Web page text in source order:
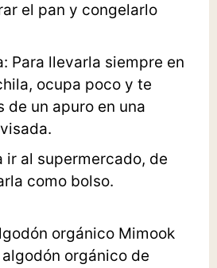
el pan y congelarlo
: Para llevarla siempre en
ocupa poco y te
de un apuro en una
ir al supermercado, de
como bolso.
orgánico de